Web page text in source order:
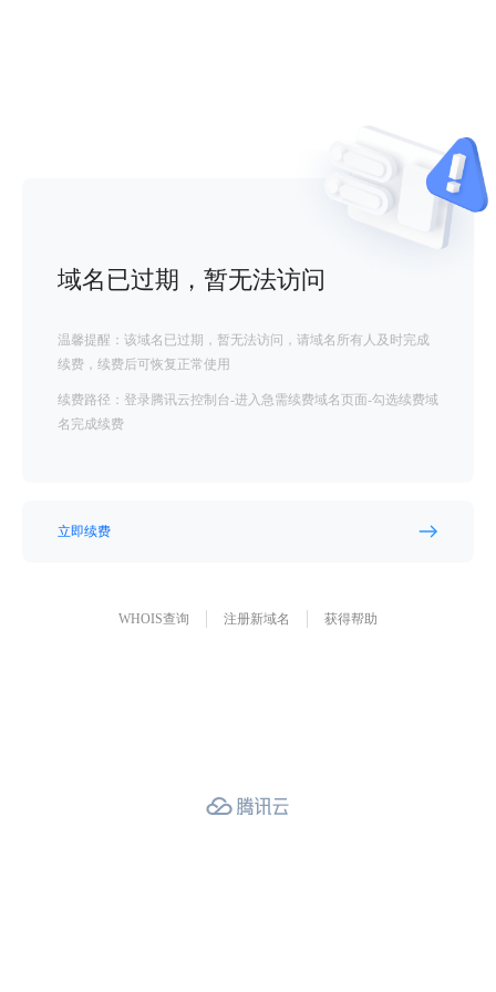
域名已过期，暂无法访问
温馨提醒：该域名已过期，暂无法访问，请域名所有人及时完成
续费，续费后可恢复正常使用
续费路径：登录腾讯云控制台-进入急需续费域名页面-勾选续费域
名完成续费
立即续费
WHOIS查询 注册新域名 获得帮助